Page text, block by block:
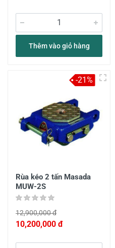
Thêm vào giỏ hàng
Rùa kéo 2 tấn Masada
MUW-2S
12,900,000 đ
10,200,000 đ
-21%